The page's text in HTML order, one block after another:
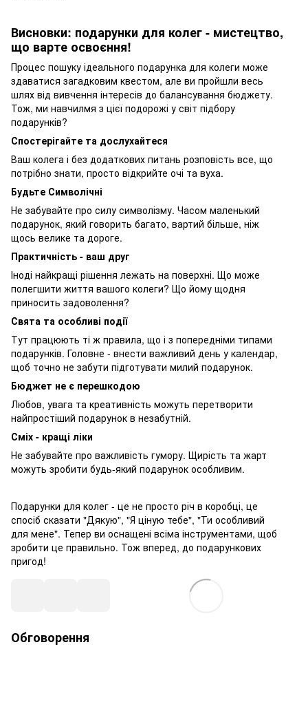
Висновки: подарунки для колег - мистецтво,
що варте освоєння!
Процес пошуку ідеального подарунка для колеги може
здаватися загадковим квестом, але ви пройшли весь
шлях від вивчення інтересів до балансування бюджету.
Тож, ми навчилмя з цієї подорожі у світ підбору
подарунків?
Спостерігайте та дослухайтеся
Ваш колега і без додаткових питань розповість все, що
потрібно знати, просто відкрийте очі та вуха.
Будьте Символічні
Не забувайте про силу символізму. Часом маленький
подарунок, який говорить багато, вартий більше, ніж
щось велике та дороге.
Практичність - ваш друг
Іноді найкращі рішення лежать на поверхні. Що може
полегшити життя вашого колеги? Що йому щодня
приносить задоволення?
Свята та особливі події
Тут працюють ті ж правила, що і з попередніми типами
подарунків. Головне - внести важливий день у календар,
щоб точно не забути підготувати милий подарунок.
Бюджет не є перешкодою
Любов, увага та креативність можуть перетворити
найпростіший подарунок в незабутній.
Сміх - кращі ліки
Не забувайте про важливість гумору. Щирість та жарт
можуть зробити будь-який подарунок особливим.
Подарунки для колег - це не просто річ в коробці, це
спосіб сказати "Дякую", "Я ціную тебе", "Ти особливий
для мене". Тепер ви оснащені всіма інструментами, щоб
зробити це правильно. Тож вперед, до подарункових
пригод!
Обговорення